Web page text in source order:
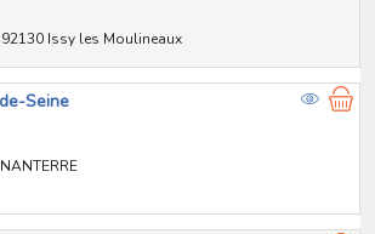
Issy les Moulineaux
Seine